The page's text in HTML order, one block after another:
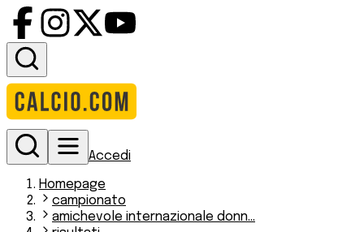
Accedi
Homepage
campionato
amichevole internazionale donn...